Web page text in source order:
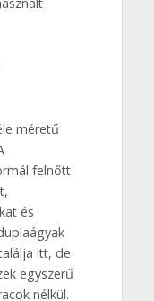
méretű
felnőtt
és
itt, de
egyszerű
nélkül.